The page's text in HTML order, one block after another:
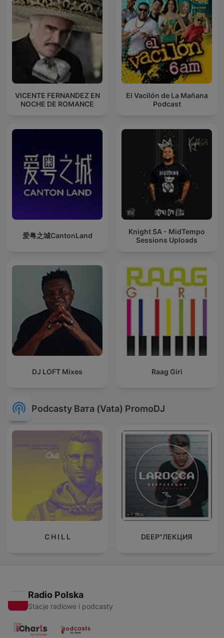
VICENTE FERNANDEZ EN
NOCHE DE ROMANCE
El Vacilón de La Mañana
Podcast
爱粤之城CantonLand
Knight SA - MidTempo
Sessions Uploads
DJ LOFT Mixes Raag Giri
Podcasty Вата (Vata) PromoDJ
C H I L L DEEP"ЛЕКЦИЯ
Radio Polska
Stacje radiowe i podcasty